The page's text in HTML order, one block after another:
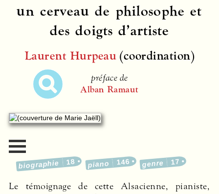
un cerveau de philosophe et
des doigts d’artiste
Laurent Hurpeau (coordination)
préface de
Alban Ramaut
biographie 18 piano 146 genre 17
Le témoignage de cette Alsacienne, pianiste,